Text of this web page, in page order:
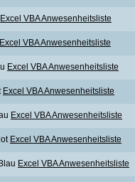
Excel VBA Anwesenheitsliste
Excel VBA Anwesenheitsliste
Excel VBA Anwesenheitsliste
Excel VBA Anwesenheitsliste
Excel VBA Anwesenheitsliste
Excel VBA Anwesenheitsliste
Excel VBA Anwesenheitsliste